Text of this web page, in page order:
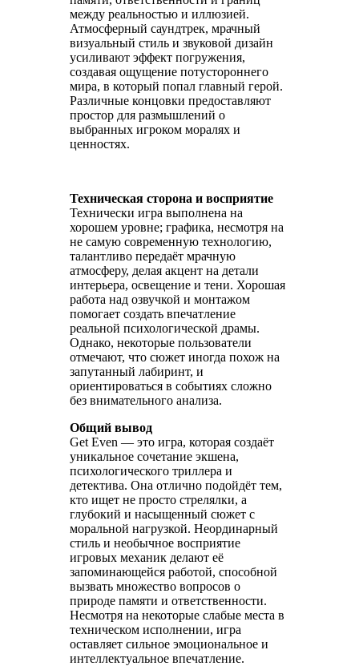
между реальностью и иллюзией.
Атмосферный саундтрек, мрачный
визуальный стиль и звуковой дизайн
усиливают эффект погружения,
создавая ощущение потустороннего
мира, в который попал главный герой.
Различные концовки предоставляют
простор для размышлений о
выбранных игроком моралях и
ценностях.
Техническая сторона и восприятие
Технически игра выполнена на
хорошем уровне; графика, несмотря на
не самую современную технологию,
талантливо передаёт мрачную
атмосферу, делая акцент на детали
интерьера, освещение и тени. Хорошая
работа над озвучкой и монтажом
помогает создать впечатление
реальной психологической драмы.
Однако, некоторые пользователи
отмечают, что сюжет иногда похож на
запутанный лабиринт, и
ориентироваться в событиях сложно
без внимательного анализа.
Общий вывод
Get Even — это игра, которая создаёт
уникальное сочетание экшена,
психологического триллера и
детектива. Она отлично подойдёт тем,
кто ищет не просто стрелялки, а
глубокий и насыщенный сюжет с
моральной нагрузкой. Неординарный
стиль и необычное восприятие
игровых механик делают её
запоминающейся работой, способной
вызвать множество вопросов о
природе памяти и ответственности.
Несмотря на некоторые слабые места в
техническом исполнении, игра
оставляет сильное эмоциональное и
интеллектуальное впечатление.